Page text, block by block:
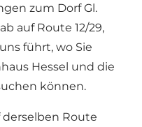
zum Dorf Gl.
auf Route 12/29,
führt, wo Sie
Hessel und die
können.
derselben Route